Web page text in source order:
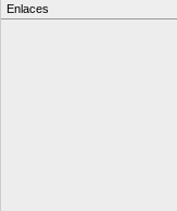
Enlaces